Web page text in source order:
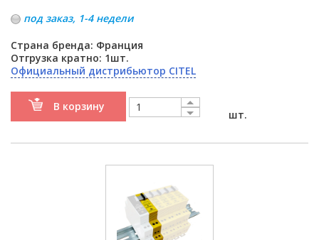
под заказ, 1-4 недели
Страна бренда: Франция
Отгрузка кратно: 1шт.
Официальный дистрибьютор CITEL
В корзину
шт.